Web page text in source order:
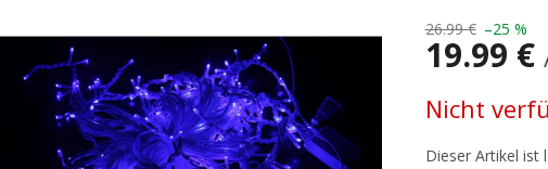
26.99 € –25 %
19.99 €
Nicht
Dieser Artikel ist